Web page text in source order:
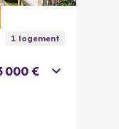
1logement
000 €